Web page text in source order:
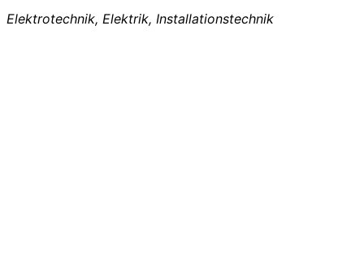
Elektrotechnik, Elektrik, Installationstechnik